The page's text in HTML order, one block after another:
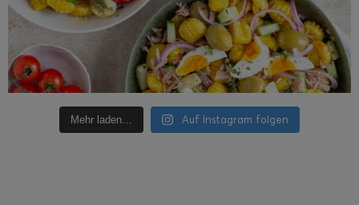
Mehr laden… Auf Instagram folgen